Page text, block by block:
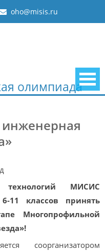
oho@misis.ru
олимпиада
МИСИС
11 классов принять
Многопрофильной
соорганизатором